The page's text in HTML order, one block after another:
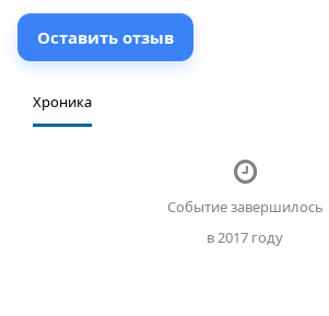
Оставить отзыв
Хроника
Событие завершилось
в 2017 году